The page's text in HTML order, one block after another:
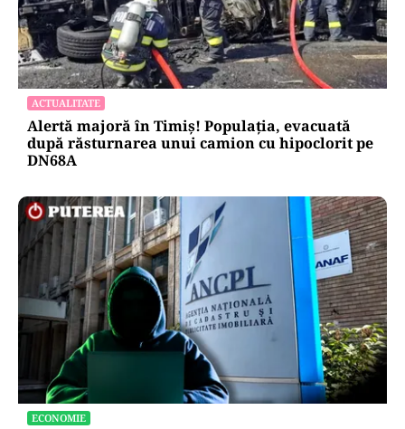
ACTUALITATE
Alertă majoră în Timiș! Populația, evacuată
după răsturnarea unui camion cu hipoclorit pe
DN68A
ECONOMIE